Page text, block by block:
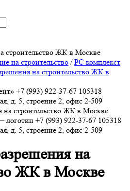
строительство ЖК в Москве
на строительство /РС комплекст
на строительство ЖК в
+7 (993) 922-37-67 105318
д. 5, строение 2, офис 2-509
+7 (993) 922-37-67 105318
д. 5, строение 2, офис 2-509
на
ЖК в Москве